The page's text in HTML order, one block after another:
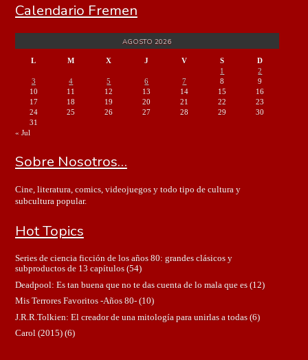
Calendario Fremen
AGOSTO 2026
L M X J V S
D
1
2
3
4 5 6 7 8
9
10
11 12 13 14 15
16
17
18 19 20 21 22
23
24
25 26 27 28 29
30
31
« Jul
Sobre Nosotros…
Cine, literatura, comics, videojuegos y todo tipo de cultura y
subcultura popular.
Hot Topics
Series de ciencia ficción de los años 80: grandes clásicos y
subproductos de 13 capítulos(54)
Deadpool: Es tan buena que no te das cuenta de lo mala que es(12)
Mis Terrores Favoritos -Años 80-(10)
J.R.R.Tolkien: El creador de una mitología para unirlas a todas(6)
Carol (2015)(6)